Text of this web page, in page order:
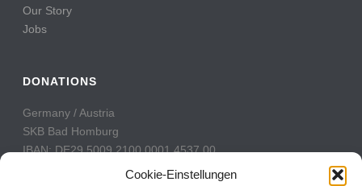
Cookie-Einstellungen
Our Story
Jobs
DONATIONS
Germany / Austria
SKB Bad Homburg
IBAN: DE29 5009 2100 0001 4537 00
BIC: GENODE51BH2